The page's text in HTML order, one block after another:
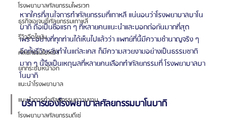
โรงพยาบาลศัลยกรรมไพรเวท
ธุรกิจเอเจนซี่ศัลยกรรมเกาหลี
รีวิวฉีดไขมัน
ศัลยกรรมใบหน้า
ยกกระชับหน้าอก
แนะนำโรงพยาบาล
แนะนำการทำศัลยกรรมความงาม
โรงพยาบาลศัลยกรรมดีเซ่
หากใครที่สนใจการทำศัลยกรรมที่เกาหลี แน่นอนว่าโรงพยาบาลบาโน
บากิ ถือเป็นชื่อแรก ๆ ที่หลายคนแนะนำและบอกต่อกันมากที่สุด
เพราะอย่างที่ทุกท่านได้เห็นไปแล้วว่า แพทย์ที่นี้มีความชำนาญจริง ๆ
อีกทั้งรีวิวหลังทำในแต่ละเคส ก็มีความสวยงามอย่างเป็นธรรมชาติ
มาก ๆ นี้จึงเป็นเหตุผลที่หลายคนเลือกทำศัลยกรรมที่ โรงพยาบาลบา
โนบากิ
บริการของโรงพยาบาลศัลยกรรมบาโนบากิ